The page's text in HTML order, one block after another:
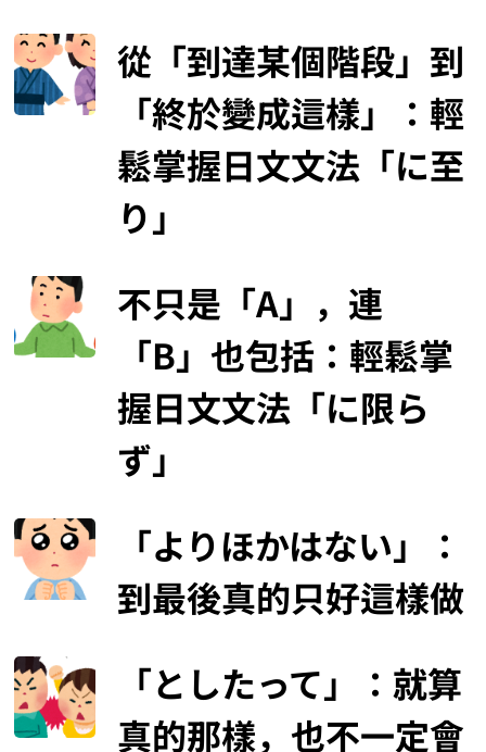
從「到達某個階段」到
「終於變成這樣」：輕
鬆掌握日文文法「に至
り」
不只是「A」，連
「B」也包括：輕鬆掌
握日文文法「に限ら
ず」
「よりほかはない」：
到最後真的只好這樣做
「としたって」：就算
真的那樣，也不一定會